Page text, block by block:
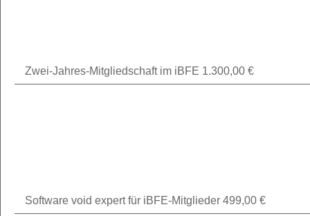
Zwei-Jahres-Mitgliedschaft im iBFE 1.300,00 €
Software void expert für iBFE-Mitglieder 499,00 €